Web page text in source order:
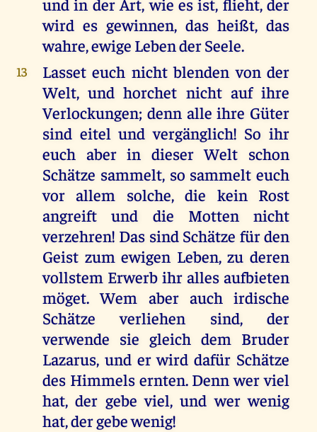
wird es gewinnen, das heißt, das
wahre, ewige Leben der Seele.
13
Lasset euch nicht blenden von der
Welt, und horchet nicht auf ihre
Verlockungen; denn alle ihre Güter
sind eitel und vergänglich! So ihr
euch aber in dieser Welt schon
Schätze sammelt, so sammelt euch
vor allem solche, die kein Rost
angreift und die Motten nicht
verzehren! Das sind Schätze für den
Geist zum ewigen Leben, zu deren
vollstem Erwerb ihr alles aufbieten
möget. Wem aber auch irdische
Schätze verliehen sind, der
verwende sie gleich dem Bruder
Lazarus, und er wird dafür Schätze
des Himmels ernten. Denn wer viel
hat, der gebe viel, und wer wenig
hat, der gebe wenig!